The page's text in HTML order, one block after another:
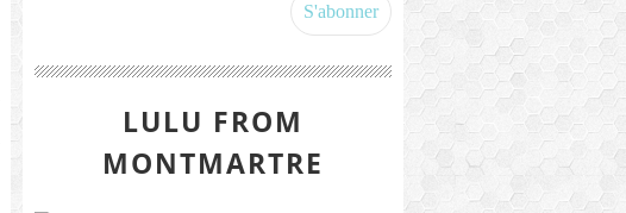
LULU FROM
MONTMARTRE